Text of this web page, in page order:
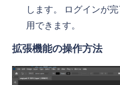
します。 ログインが
用できます。
拡張機能の操作方法